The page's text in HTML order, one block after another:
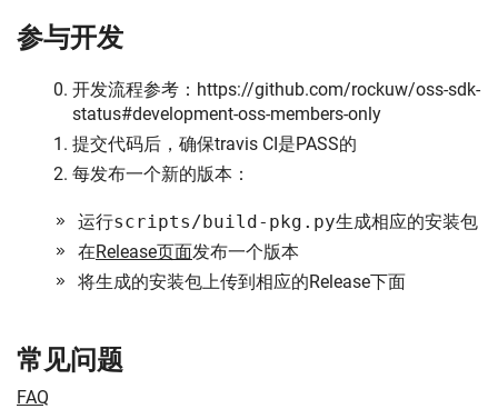
参与开发
开发流程参考：https://github.com/rockuw/oss-sdk-
status#development-oss-members-only
提交代码后，确保travis CI是PASS的
每发布一个新的版本：
运行scripts/build-pkg.py生成相应的安装包
在Release页面发布一个版本
将生成的安装包上传到相应的Release下面
常见问题
FAQ